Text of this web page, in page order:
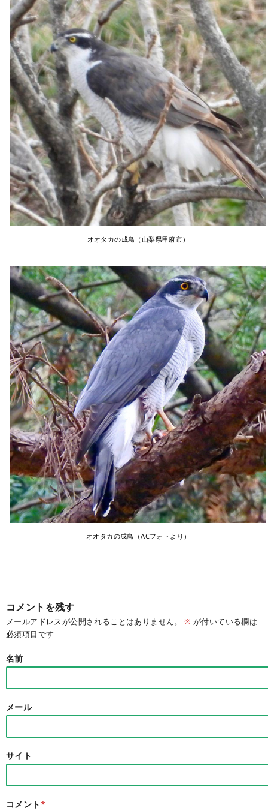
オオタカの成鳥（山梨県甲府市）
オオタカの成鳥（ACフォトより）
コメントを残す
メールアドレスが公開されることはありません。 ※ が付いている欄は
必須項目です
名前
メール
サイト
コメント*